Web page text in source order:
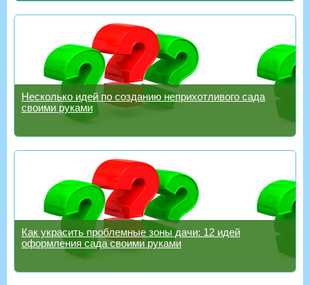
Несколько идей по созданию неприхотливого сада
своими руками
Как украсить проблемные зоны дачи: 12 идей
оформления сада своими руками